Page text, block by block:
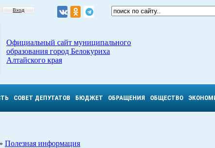
Вход
Официальный сайт муниципального
образования город Белокуриха
Алтайского края
СОВЕТ ДЕПУТАТОВ БЮДЖЕТ ОБРАЩЕНИЯ ОБЩЕСТВО
» Полезная информация